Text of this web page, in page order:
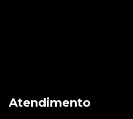
Atendimento